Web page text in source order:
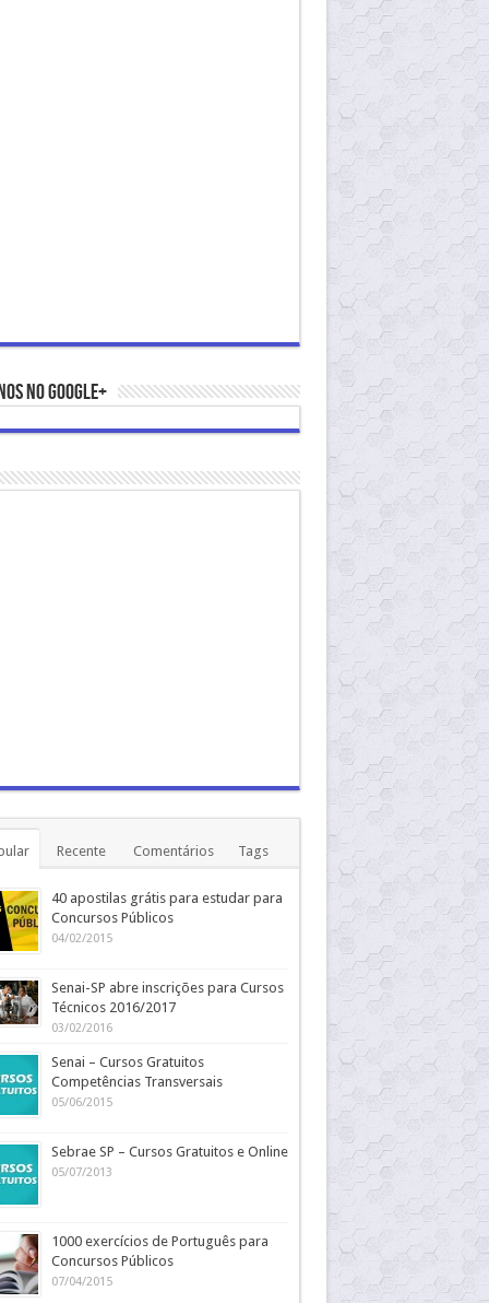
no Google+
Recente Comentários Tags
40 apostilas grátis para estudar para
Concursos Públicos
04/02/2015
Senai-SP abre inscrições para Cursos
Técnicos 2016/2017
03/02/2016
Senai – Cursos Gratuitos
Competências Transversais
05/06/2015
Sebrae SP – Cursos Gratuitos e Online
05/07/2013
1000 exercícios de Português para
Concursos Públicos
07/04/2015